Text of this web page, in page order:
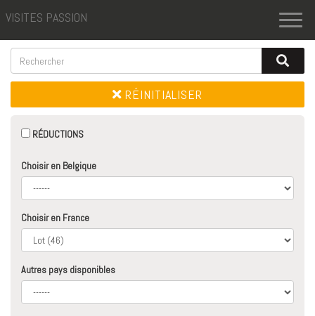
VISITES PASSION
RÉINITIALISER
RÉDUCTIONS
Choisir en Belgique
Choisir en France
Autres pays disponibles